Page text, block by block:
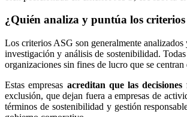
¿Quién analiza y puntúa los criterios
Los criterios ASG son generalmente
investigación y análisis de sostenibilidad.
organizaciones sin fines de lucro que se centran
Estas empresas acreditan que las
exclusión, que dejan fuera a empresas de
términos de sostenibilidad y gestión